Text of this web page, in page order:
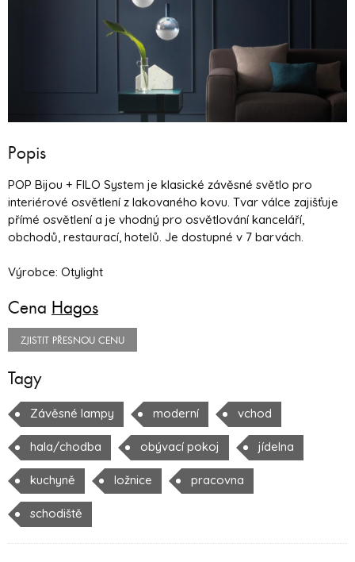
Popis
POP Bijou + FILO System je klasické závěsné světlo pro
interiérové ​​osvětlení z lakovaného kovu. Tvar válce zajišťuje
přímé osvětlení a je vhodný pro osvětlování kanceláří,
obchodů, restaurací, hotelů. Je dostupné v 7 barvách.
Výrobce: Otylight
Cena Hagos
ZJISTIT PŘESNOU CENU
Tagy
Závěsné lampy moderní vchod
hala/chodba obývací pokoj jídelna
kuchyně ložnice pracovna
schodiště